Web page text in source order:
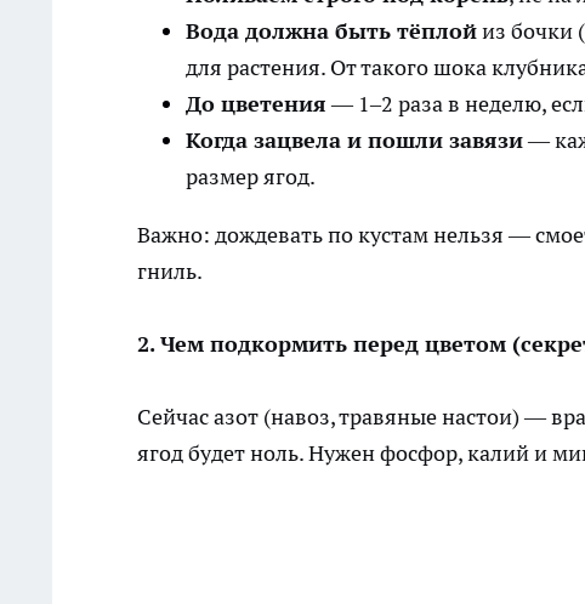
Вода должна быть тёплойиз бочки
для растения. От такого шока
До цветения— 1–2 раза в неделю,
Когда зацвела и пошли завязи—
размер ягод.
Важно: дождевать по кустам нельзя —
гниль.
2. Чем подкормить перед цветом
Сейчас азот (навоз, травяные настои) —
ягод будет ноль. Нужен фосфор, калий и